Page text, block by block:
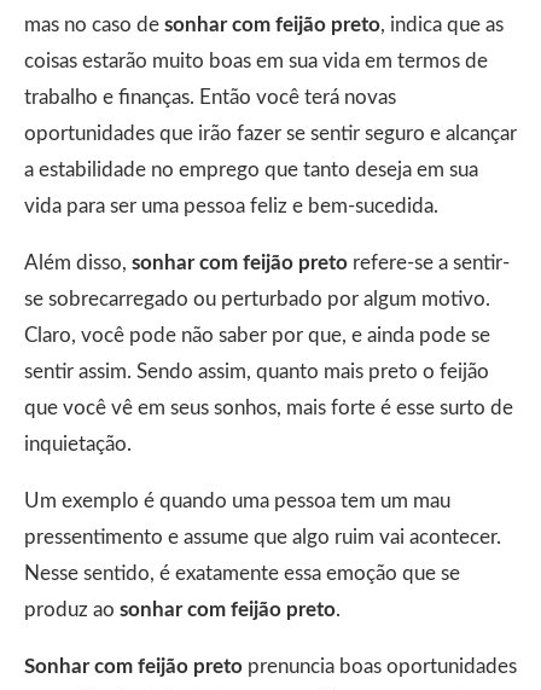
mas no caso de sonhar com feijão preto, indica que as
coisas estarão muito boas em sua vida em termos de
trabalho e finanças. Então você terá novas
oportunidades que irão fazer se sentir seguro e alcançar
a estabilidade no emprego que tanto deseja em sua
vida para ser uma pessoa feliz e bem-sucedida.
Além disso, sonhar com feijão preto refere-se a sentir-
se sobrecarregado ou perturbado por algum motivo.
Claro, você pode não saber por que, e ainda pode se
sentir assim. Sendo assim, quanto mais preto o feijão
que você vê em seus sonhos, mais forte é esse surto de
inquietação.
Um exemplo é quando uma pessoa tem um mau
pressentimento e assume que algo ruim vai acontecer.
Nesse sentido, é exatamente essa emoção que se
produz ao sonhar com feijão preto.
Sonhar com feijão preto prenuncia boas oportunidades